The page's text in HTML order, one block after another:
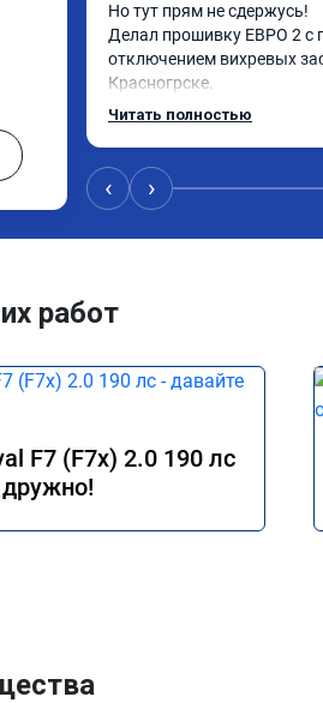
Но тут прям не сдержусь!
Делал прошивку ЕВРО 2 с
отключением вихревых
Красногрске.
Все прошло
удаления вихревых
режиме,но и до удаления
Читать полностью
‹ ›
работ
F7 (F7x) 2.0 190 лс